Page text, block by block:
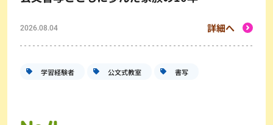
2026.08.04 詳細へ
学習経験者 公文式教室 書写